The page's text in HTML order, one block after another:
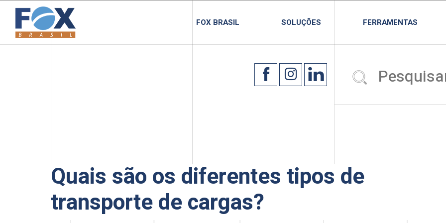
FOX BRASIL SOLUÇÕES FERRAMENTAS
Quais são os diferentes tipos de
transporte de cargas?